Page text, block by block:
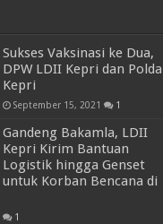
Sukses Vaksinasi ke Dua,
DPW LDII Kepri dan Polda
Kepri
September 15, 2021 1
Gandeng Bakamla, LDII
Kepri Kirim Bantuan
Logistik hingga Genset
untuk Korban Bencana di
1